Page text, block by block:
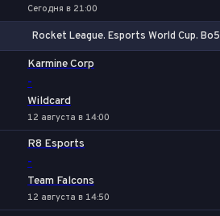
Сегодня в 21:00
Rocket League. Esports World Cup. Bo5
Karmine Corp
-
Wildcard
12 августа в 14:00
R8 Esports
-
Team Falcons
12 августа в 14:50